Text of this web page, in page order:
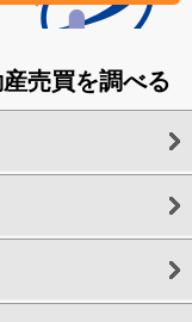
売買を調べる